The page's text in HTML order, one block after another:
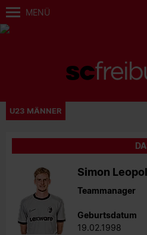
MENÜ
U23 MÄNNER
Simon
Teammanager
Geburtsdatum
19.02.1998